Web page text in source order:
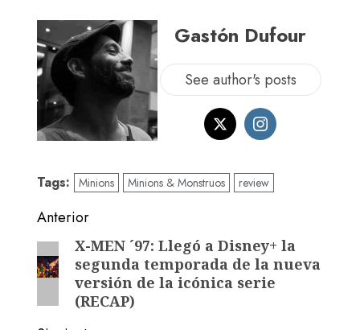
Gastón Dufour
See author's posts
Tags: Minions Minions & Monstruos review
Anterior
X-MEN ´97: Llegó a Disney+ la
segunda temporada de la nueva
versión de la icónica serie
(RECAP)